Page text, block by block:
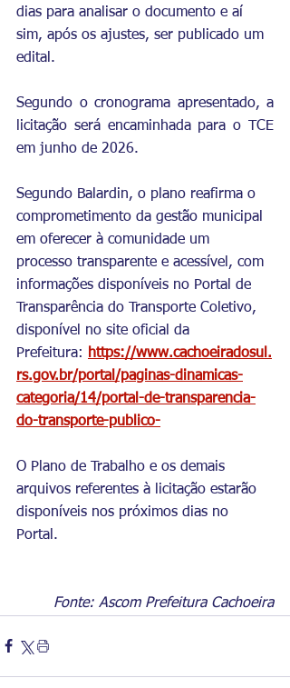
dias para analisar o documento e aí
sim, após os ajustes, ser publicado um
edital.
Segundo o cronograma apresentado, a
licitação será encaminhada para o TCE
em junho de 2026.
Segundo Balardin, o plano reafirma o
comprometimento da gestão municipal
em oferecer à comunidade um
processo transparente e acessível, com
informações disponíveis no Portal de
Transparência do Transporte Coletivo,
disponível no site oficial da
Prefeitura:
https://www.cachoeiradosul.
rs.gov.br/portal/paginas-dinamicas-
categoria/14/portal-de-transparencia-
do-transporte-publico-
O Plano de Trabalho e os demais
arquivos referentes à licitação estarão
disponíveis nos próximos dias no
Portal.
Fonte: Ascom Prefeitura Cachoeira